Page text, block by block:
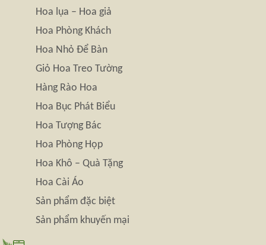
Hoa lụa – Hoa giả
Hoa Phòng Khách
Hoa Nhỏ Để Bàn
Giỏ Hoa Treo Tường
Hàng Rào Hoa
Hoa Bục Phát Biểu
Hoa Tượng Bác
Hoa Phòng Họp
Hoa Khô – Quà Tặng
Hoa Cài Áo
Sản phẩm đặc biệt
Sản phẩm khuyến mại